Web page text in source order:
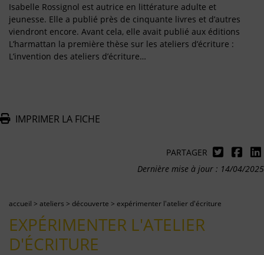
Isabelle Rossignol est autrice en littérature adulte et
jeunesse. Elle a publié près de cinquante livres et d’autres
viendront encore. Avant cela, elle avait publié aux éditions
L’harmattan la première thèse sur les ateliers d’écriture :
L’invention des ateliers d’écriture…
IMPRIMER LA FICHE
PARTAGER
Dernière mise à jour : 14/04/2025
accueil > ateliers > découverte > expérimenter l'atelier d'écriture
EXPÉRIMENTER L'ATELIER
D'ÉCRITURE